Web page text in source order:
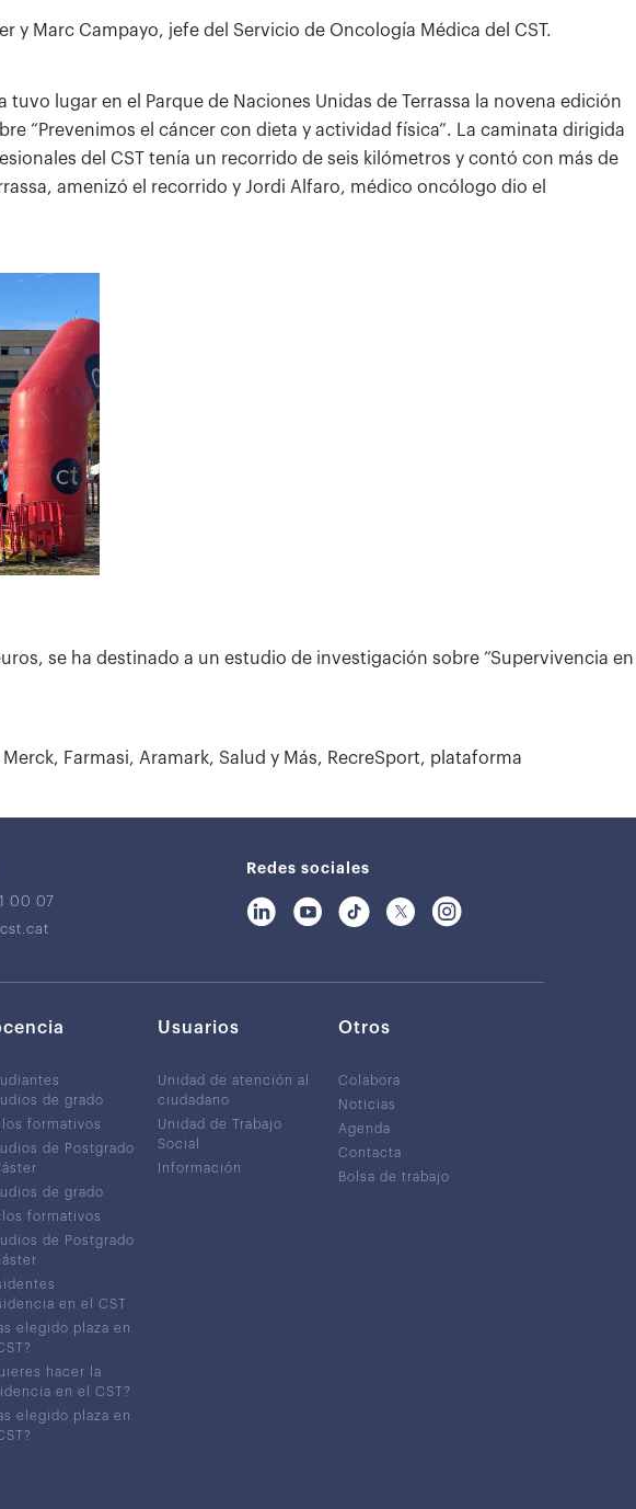
y Marc Campayo, jefe del Servicio de Oncología Médica del CST.
lugar en el Parque de Naciones Unidas de Terrassa la novena edición
“Prevenimos el cáncer con dieta y actividad física”. La caminata dirigida
del CST tenía un recorrido de seis kilómetros y contó con más de
amenizó el recorrido y Jordi Alfaro, médico oncólogo dio el
se ha destinado a un estudio de investigación sobre “Supervivencia en
Farmasi, Aramark, Salud y Más, RecreSport, plataforma
00 07
Redes sociales
de grado
formativos
de Postgrado
de grado
formativos
de Postgrado
en el CST
elegido plaza en
hacer la
en el CST?
elegido plaza en
Usuarios
Unidad de atención al
ciudadano
Unidad de Trabajo
Social
Información
Otros
Colabora
Noticias
Agenda
Contacta
Bolsa de trabajo